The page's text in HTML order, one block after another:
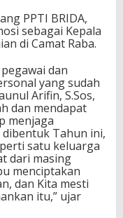
PPTI BRIDA,
sebagai Kepala
di Camat Raba.
dan
yang sudah
Arifin, S.Sos,
dan mendapat
menjaga
dibentuk Tahun ini,
satu keluarga
dari masing
menciptakan
dan Kita mesti
itu,” ujar